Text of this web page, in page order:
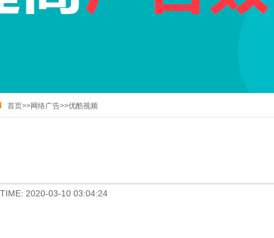
首页>>网络广告>>优酷视频
TIME: 2020-03-10 03:04:24